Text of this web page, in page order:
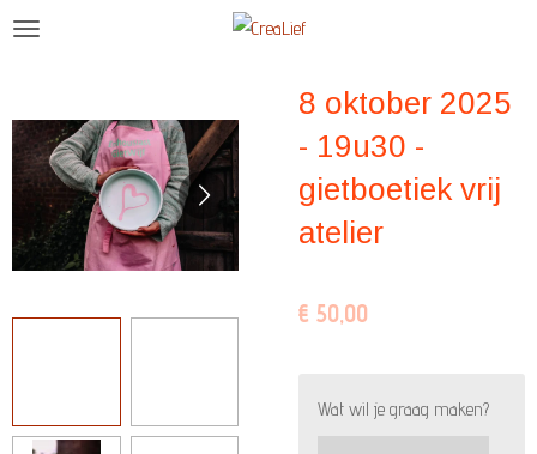
Ga
de
hoofdinhoud
8 oktober 2025
- 19u30 -
gietboetiek vrij
atelier
€ 50,00
Wat wil je graag maken?